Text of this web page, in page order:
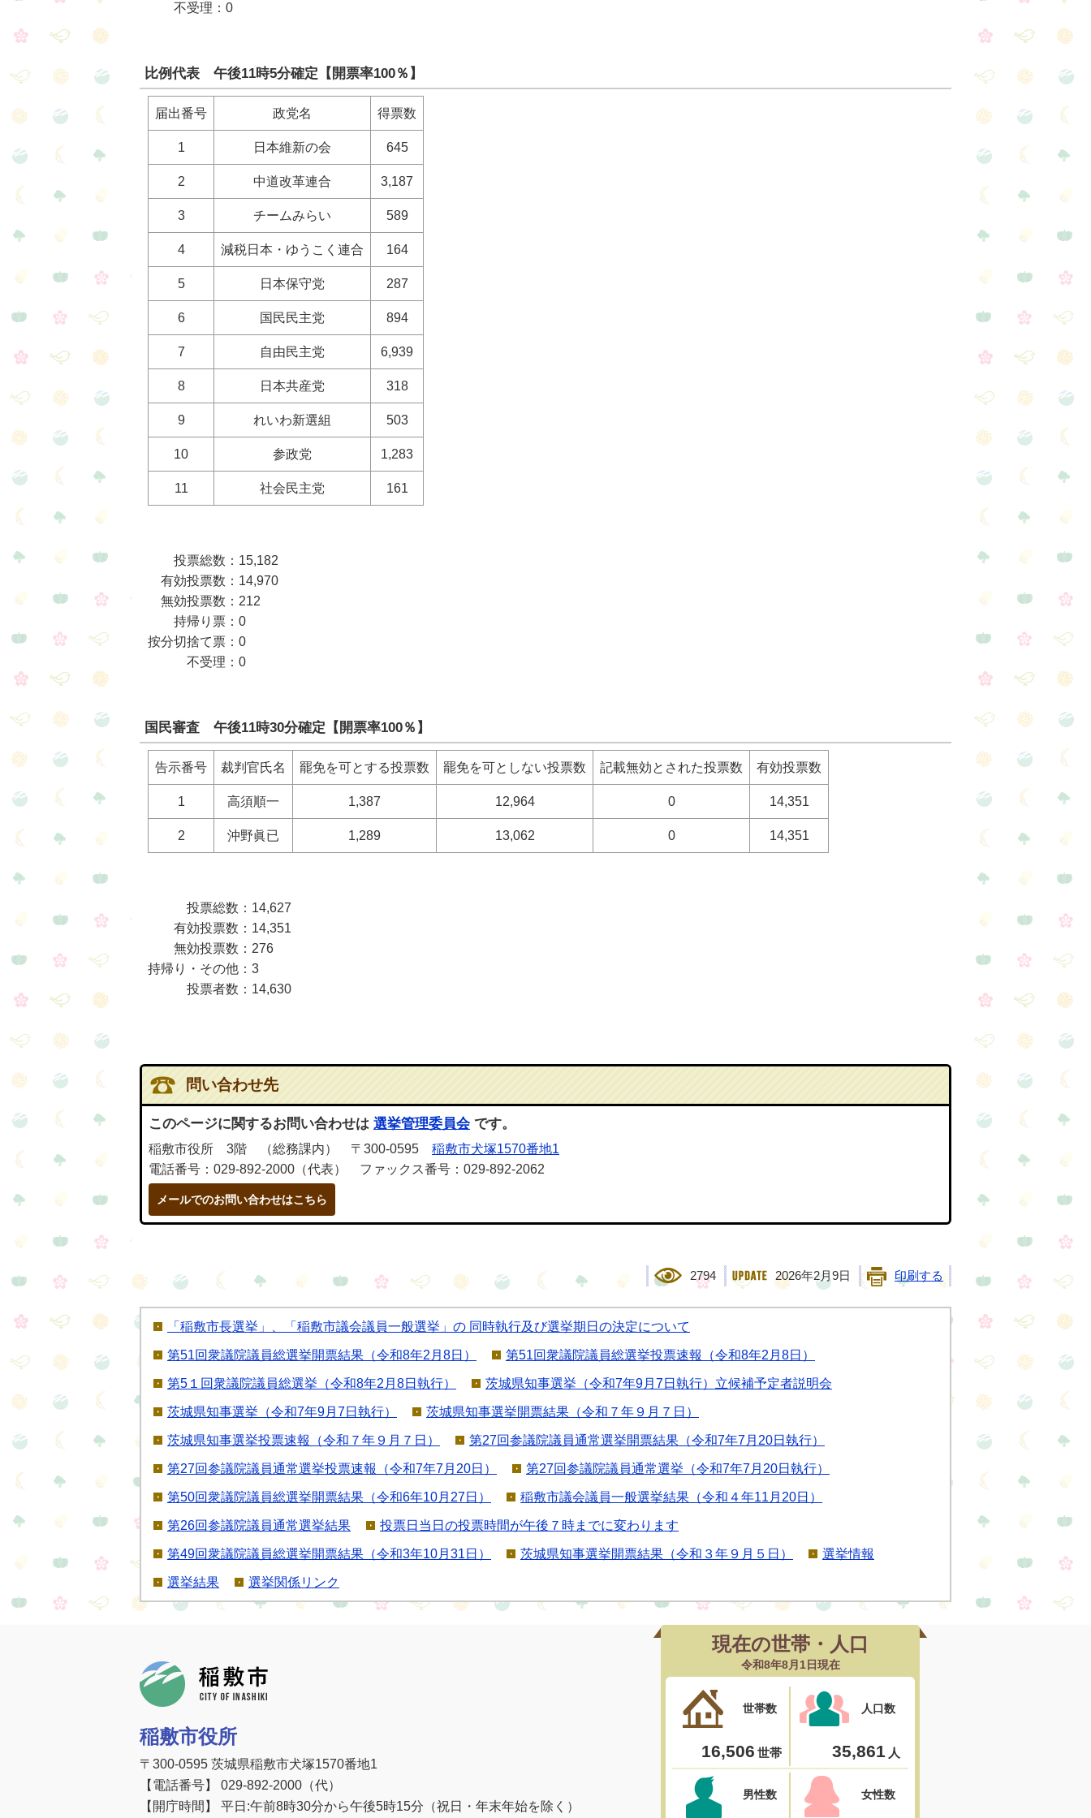
不受理：0
比例代表 午後11時5分確定【開票率100％】
届出番号 政党名 得票数
1 日本維新の会 645
2 中道改革連合 3,187
3 チームみらい 589
4 減税日本・ゆうこく連合 164
5 日本保守党 287
6 国民民主党 894
7 自由民主党 6,939
8 日本共産党 318
9 れいわ新選組 503
10 参政党 1,283
11 社会民主党 161
投票総数：15,182
有効投票数：14,970
無効投票数：212
持帰り票：0
按分切捨て票：0
不受理：0
国民審査 午後11時30分確定【開票率100％】
告示番号 裁判官氏名 罷免を可とする投票数 罷免を可としない投票数 記載無効とされた投票数 有効投票数
1 高須順一 1,387 12,964 0 14,351
2 沖野眞已 1,289 13,062 0 14,351
投票総数：14,627
有効投票数：14,351
無効投票数：276
持帰り・その他：3
投票者数：14,630
問い合わせ先
このページに関するお問い合わせは 選挙管理委員会 です。
稲敷市役所 3階 （総務課内） 〒300-0595 稲敷市犬塚1570番地1
電話番号：029-892-2000（代表） ファックス番号：029-892-2062
メールでのお問い合わせはこちら
2794 2026年2月9日 印刷する
「稲敷市長選挙」、「稲敷市議会議員一般選挙」の 同時執行及び選挙期日の決定について
第51回衆議院議員総選挙開票結果（令和8年2月8日） 第51回衆議院議員総選挙投票速報（令和8年2月8日）
第5１回衆議院議員総選挙（令和8年2月8日執行） 茨城県知事選挙（令和7年9月7日執行）立候補予定者説明会
茨城県知事選挙（令和7年9月7日執行） 茨城県知事選挙開票結果（令和７年９月７日）
茨城県知事選挙投票速報（令和７年９月７日） 第27回参議院議員通常選挙開票結果（令和7年7月20日執行）
第27回参議院議員通常選挙投票速報（令和7年7月20日） 第27回参議院議員通常選挙（令和7年7月20日執行）
第50回衆議院議員総選挙開票結果（令和6年10月27日） 稲敷市議会議員一般選挙結果（令和４年11月20日）
第26回参議院議員通常選挙結果 投票日当日の投票時間が午後７時までに変わります
第49回衆議院議員総選挙開票結果（令和3年10月31日） 茨城県知事選挙開票結果（令和３年９月５日） 選挙情報
選挙結果 選挙関係リンク
稲敷市役所
〒300-0595 茨城県稲敷市犬塚1570番地1
【電話番号】 029-892-2000（代）
【開庁時間】 平日:午前8時30分から午後5時15分（祝日・年末年始を除く）